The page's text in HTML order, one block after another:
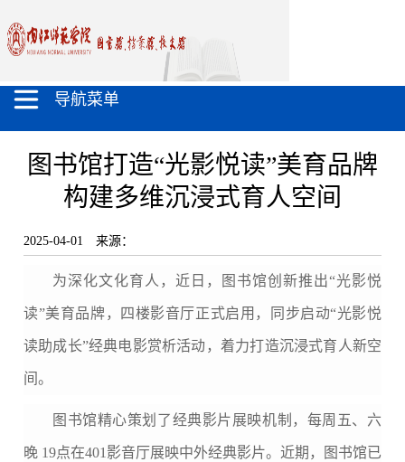
导航菜单
图书馆打造“光影悦读”美育品牌
构建多维沉浸式育人空间
2025-04-01 来源：
为深化文化育人，近日，图书馆创新推出“光影悦
读”美育品牌，四楼影音厅正式启用，同步启动“光影悦
读助成长”经典电影赏析活动，着力打造沉浸式育人新空
间。
图书馆精心策划了经典影片展映机制，每周五、六
晚 19点在401影音厅展映中外经典影片。近期，图书馆已